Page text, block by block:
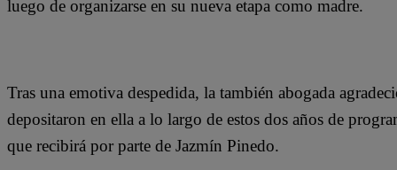
luego de organizarse en su nueva etapa como madre.
Tras una emotiva despedida, la también abogada
depositaron en ella a lo largo de estos dos años de
que recibirá por parte de Jazmín Pinedo.